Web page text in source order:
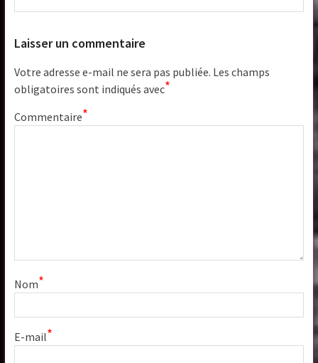
Laisser un commentaire
Votre adresse e-mail ne sera pas publiée. Les champs
obligatoires sont indiqués avec*
Commentaire*
Nom*
E-mail*